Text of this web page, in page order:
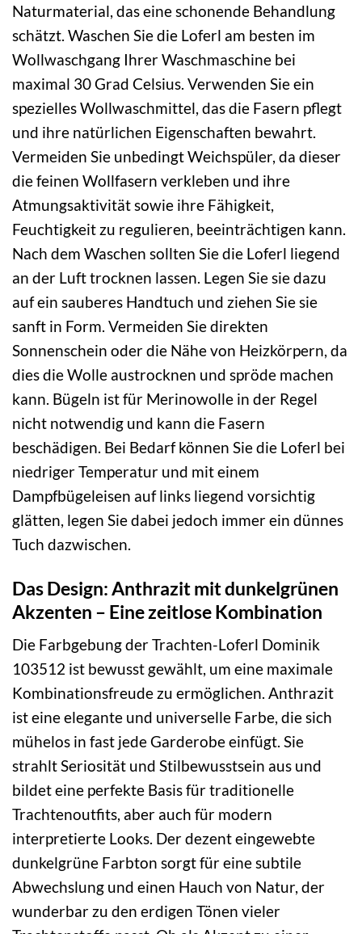
Naturmaterial, das eine schonende Behandlung
schätzt. Waschen Sie die Loferl am besten im
Wollwaschgang Ihrer Waschmaschine bei
maximal 30 Grad Celsius. Verwenden Sie ein
spezielles Wollwaschmittel, das die Fasern pflegt
und ihre natürlichen Eigenschaften bewahrt.
Vermeiden Sie unbedingt Weichspüler, da dieser
die feinen Wollfasern verkleben und ihre
Atmungsaktivität sowie ihre Fähigkeit,
Feuchtigkeit zu regulieren, beeinträchtigen kann.
Nach dem Waschen sollten Sie die Loferl liegend
an der Luft trocknen lassen. Legen Sie sie dazu
auf ein sauberes Handtuch und ziehen Sie sie
sanft in Form. Vermeiden Sie direkten
Sonnenschein oder die Nähe von Heizkörpern, da
dies die Wolle austrocknen und spröde machen
kann. Bügeln ist für Merinowolle in der Regel
nicht notwendig und kann die Fasern
beschädigen. Bei Bedarf können Sie die Loferl bei
niedriger Temperatur und mit einem
Dampfbügeleisen auf links liegend vorsichtig
glätten, legen Sie dabei jedoch immer ein dünnes
Tuch dazwischen.
Das Design: Anthrazit mit dunkelgrünen
Akzenten – Eine zeitlose Kombination
Die Farbgebung der Trachten-Loferl Dominik
103512 ist bewusst gewählt, um eine maximale
Kombinationsfreude zu ermöglichen. Anthrazit
ist eine elegante und universelle Farbe, die sich
mühelos in fast jede Garderobe einfügt. Sie
strahlt Seriosität und Stilbewusstsein aus und
bildet eine perfekte Basis für traditionelle
Trachtenoutfits, aber auch für modern
interpretierte Looks. Der dezent eingewebte
dunkelgrüne Farbton sorgt für eine subtile
Abwechslung und einen Hauch von Natur, der
wunderbar zu den erdigen Tönen vieler